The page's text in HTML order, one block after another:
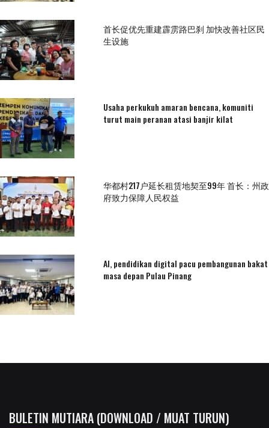
首长促优先重建霹雳路巴刹 加快改善社区民
生设施
Usaha perkukuh amaran bencana, komuniti
turut main peranan atasi banjir kilat
华都村217户延长租赁地契至99年 首长：州政
府致力保障人民权益
AI, pendidikan digital pacu pembangunan bakat
masa depan Pulau Pinang
BULETIN MUTIARA (DOWNLOAD / MUAT TURUN)